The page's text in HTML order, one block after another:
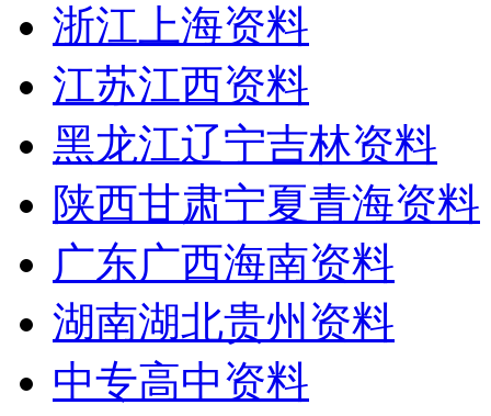
浙江上海资料
江苏江西资料
黑龙江辽宁吉林资料
陕西甘肃宁夏青海资料
广东广西海南资料
湖南湖北贵州资料
中专高中资料